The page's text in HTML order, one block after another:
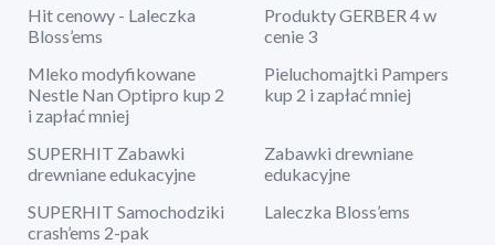
Hit cenowy - Laleczka
Bloss’ems
Produkty GERBER 4 w
cenie 3
Mleko modyfikowane
Nestle Nan Optipro kup 2
i zapłać mniej
Pieluchomajtki Pampers
kup 2 i zapłać mniej
SUPERHIT Zabawki
drewniane edukacyjne
Zabawki drewniane
edukacyjne
SUPERHIT Samochodziki
crash’ems 2-pak
Laleczka Bloss’ems